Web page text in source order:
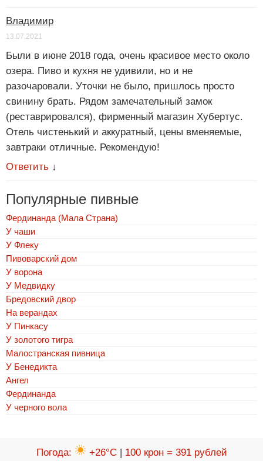
Владимир
13.07.2021
Были в июне 2018 года, очень красивое место около
озера. Пиво и кухня не удивили, но и не
разочаровали. Уточки не было, пришлось просто
свинину брать. Рядом замечательный замок
(реставрировался), фирменный магазин Хубертус.
Отель чистенький и аккуратный, цены вменяемые,
завтраки отличные. Рекомендую!
Ответить ↓
Популярные пивные
Фердинанда (Мала Страна)
У чаши
У Флеку
Пивоварский дом
У ворона
У Медвидку
Бредовский двор
На верандах
У Пинкасу
У золотого тигра
Малостранская пивница
У Бенедикта
Ангел
Фердинанда
У черного вола
Погода: +26°C| 100 крон = 391 рублей